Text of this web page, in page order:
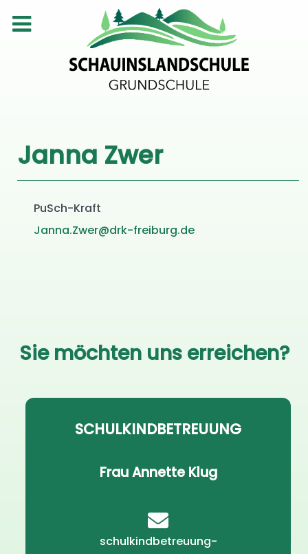
Janna Zwer
PuSch-Kraft
Janna.Zwer@drk-freiburg.de
Sie möchten uns erreichen?
SCHULKINDBETREUUNG
Frau Annette Klug
schulkindbetreuung-